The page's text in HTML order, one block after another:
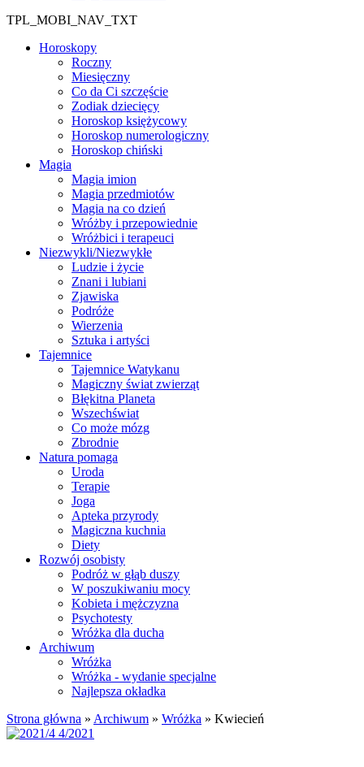
TPL_MOBI_NAV_TXT
Horoskopy
Roczny
Miesięczny
Co da Ci szczęście
Zodiak dziecięcy
Horoskop księżycowy
Horoskop numerologiczny
Horoskop chiński
Magia
Magia imion
Magia przedmiotów
Magia na co dzień
Wróżby i przepowiednie
Wróżbici i terapeuci
Niezwykli/Niezwykłe
Ludzie i życie
Znani i lubiani
Zjawiska
Podróże
Wierzenia
Sztuka i artyści
Tajemnice
Tajemnice Watykanu
Magiczny świat zwierząt
Błękitna Planeta
Wszechświat
Co może mózg
Zbrodnie
Natura pomaga
Uroda
Terapie
Joga
Apteka przyrody
Magiczna kuchnia
Diety
Rozwój osobisty
Podróż w głąb duszy
W poszukiwaniu mocy
Kobieta i mężczyzna
Psychotesty
Wróżka dla ducha
Archiwum
Wróżka
Wróżka - wydanie specjalne
Najlepsza okładka
Strona główna » Archiwum » Wróżka » Kwiecień